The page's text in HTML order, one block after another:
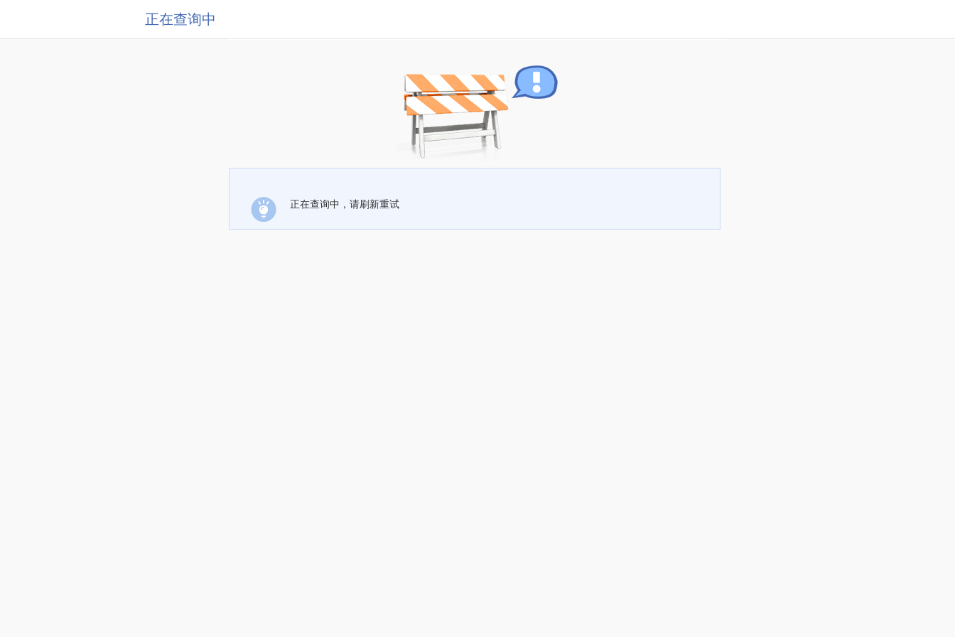
正在查询中
正在查询中，请刷新重试